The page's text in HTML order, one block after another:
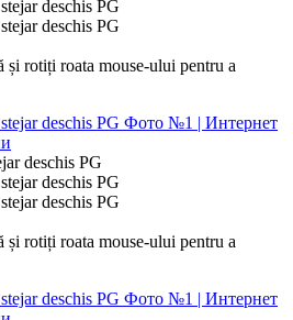
și rotiți roata mouse-ului pentru a
deschis PG
și rotiți roata mouse-ului pentru a